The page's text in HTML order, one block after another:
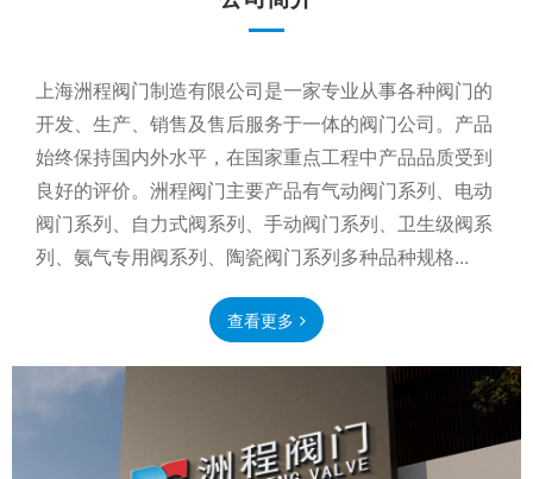
上海洲程阀门制造有限公司是一家专业从事各种阀门的
开发、生产、销售及售后服务于一体的阀门公司。产品
始终保持国内外水平，在国家重点工程中产品品质受到
良好的评价。洲程阀门主要产品有气动阀门系列、电动
阀门系列、自力式阀系列、手动阀门系列、卫生级阀系
列、氨气专用阀系列、陶瓷阀门系列多种品种规格...
查看更多